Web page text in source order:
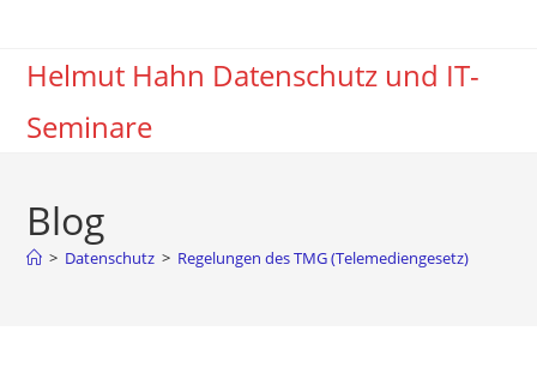
springenHelmut Hahn Datenschutz und IT-
Seminare
Blog
> Datenschutz > Regelungen des TMG (Telemediengesetz)